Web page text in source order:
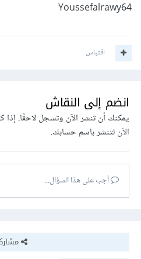
Youssefalrawy64
اقتباس
انضم إلى النقاش
يمكنك أن تنشر الآن وتسجل لاحقًا.
الآنلتنشر باسم حسابك.
أجب على هذا السؤال...